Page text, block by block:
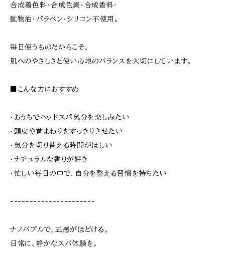
合成着色料・合成色素・合成香料・
鉱物油・パラベン・シリコン不使用。
毎日使うものだからこそ、
肌へのやさしさと使い心地のバランスを大切にしています。
■こんな方におすすめ
・おうちでヘッドスパ気分を楽しみたい
・頭皮や首まわりをすっきりさせたい
・気分を切り替える時間がほしい
・ナチュラルな香りが好き
・忙しい毎日の中で、自分を整える習慣を持ちたい
----------------------
ナノバブルで、五感がほどける。
日常に、静かなスパ体験を。